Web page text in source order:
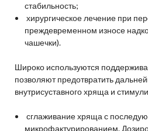
стабильность;
хирургическое лечение при
преждевременном износе
чашечки).
Широко используются
позволяют предотвратить
внутрисуставного хряща и
сглаживание хряща с
микрофактурированием.